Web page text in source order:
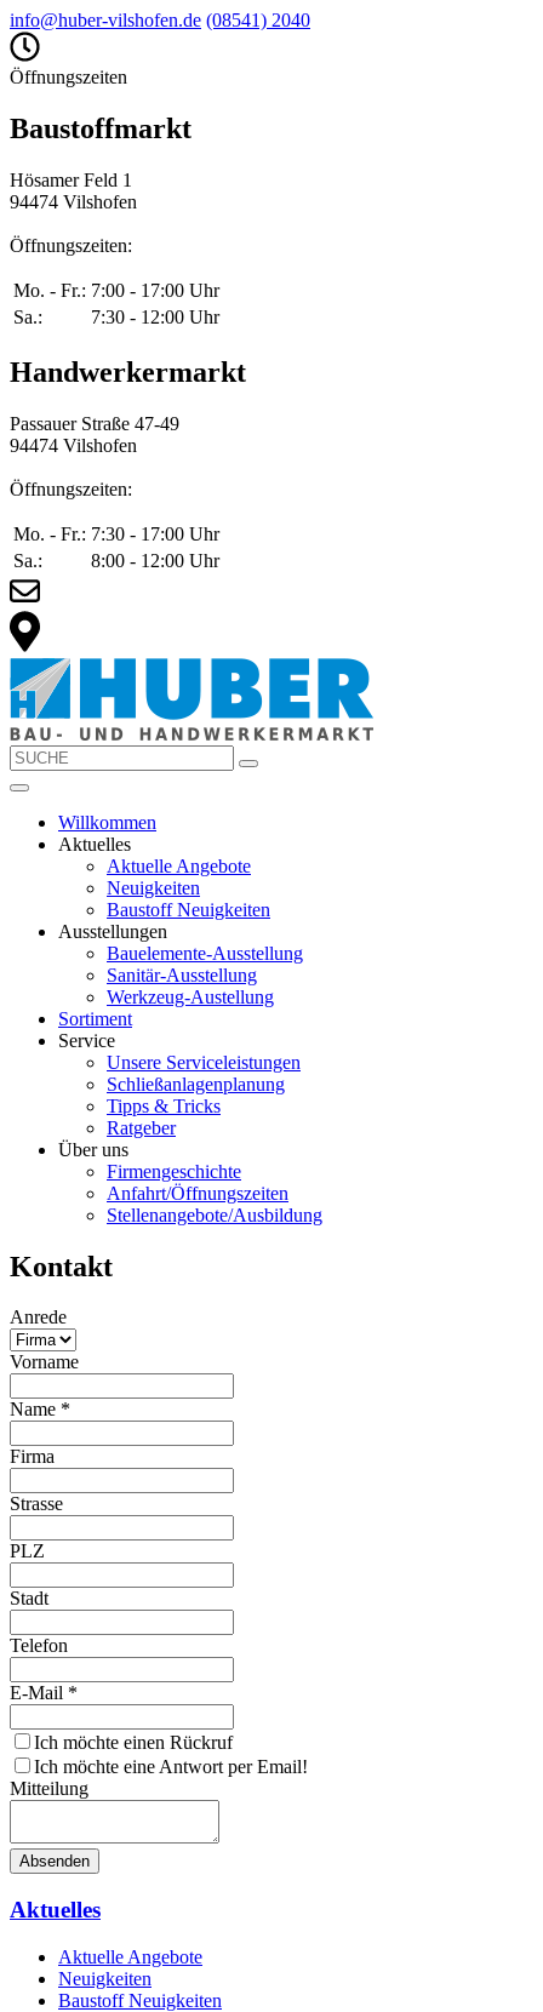
info@huber-vilshofen.de (08541) 2040
Öffnungszeiten
Baustoffmarkt
Hösamer Feld 1
94474 Vilshofen
Öffnungszeiten:
Mo. - Fr.: 7:00 - 17:00 Uhr
Sa.:
7:30 - 12:00 Uhr
Handwerkermarkt
Passauer Straße 47-49
94474 Vilshofen
Öffnungszeiten:
Mo. - Fr.: 7:30 - 17:00 Uhr
Sa.:
8:00 - 12:00 Uhr
Willkommen
Aktuelles
Aktuelle Angebote
Neuigkeiten
Baustoff Neuigkeiten
Ausstellungen
Bauelemente-Ausstellung
Sanitär-Ausstellung
Werkzeug-Austellung
Sortiment
Service
Unsere Serviceleistungen
Schließanlagenplanung
Tipps & Tricks
Ratgeber
Über uns
Firmengeschichte
Anfahrt/Öffnungszeiten
Stellenangebote/Ausbildung
Kontakt
Anrede
Vorname
Name *
Firma
Strasse
PLZ
Stadt
Telefon
E-Mail *
Ich möchte einen Rückruf
Ich möchte eine Antwort per Email!
Mitteilung
Absenden
Aktuelles
Aktuelle Angebote
Neuigkeiten
Baustoff Neuigkeiten